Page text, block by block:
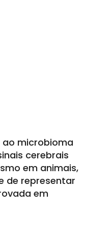
ao microbioma
cerebrais
em animais,
de representar
em